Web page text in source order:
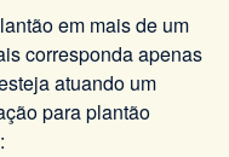
em mais de um
corresponda apenas
atuando um
para plantão